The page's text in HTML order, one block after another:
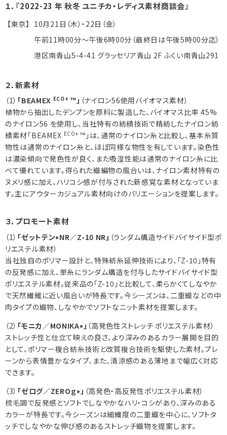
１．『2022-23 年 秋冬 ユニチカ・レディス素材商談会』
【東京】 10月21日（木）・22日（金）
午前11時00分～午後6時00分（最終日は午後5時00分迄）
港区南青山5-4-41 グラッセリア青山 2F ふくい南青山291
２．新素材
（1） 「BEAMEX ECO+ ™」 （ナイロン56使用バイオマス素材）
植物から抽出したデンプンを原料に製造した、バイオマス比率 45%
のナイロン56 を使用し、当社特有の紡績技術で精紡したナイロン紡
績素材「BEAMEX ECO+ ™」は、通常のナイロン糸と比較し、基本糸質
物性は通常のナイロン糸と、ほぼ同様な物性を有しています。染色性
は濃染傾向で発色性が良く、また吸湿性能は通常のナイロン糸に比
べて優れています。得られた織編物の風合いは、ナイロン素材特有の
ヌメリ感に加え、ハリコシ感が付与された新感覚な素材となっていま
す。主にアウターカジュアル素材向けのバリエーションを提案します。
３．プロモート素材
（1） 「ゼットテン® NR／Z-10 NR」 （ランダム構造サイドバイサイド型ポ
リエステル素材）
当社独自のポリマー設計と、特殊紡糸延伸技術により、「Z-10」特有
の反発感に加え、単糸にランダム構造を付与したサイドバイサイド型
ポリエステル素材。従来品の「Z-10」と比較して、柔らかくてしなやか
で天然繊維に近い風合いが特長です。今シーズンは、二重織などの中
肉タイプの織物、しなやかでソフトなニット素材を提案します。
（2） 「モニカ／MONIKA® 」 （高発色性ストレッチ ポリエステル素材）
ストレッチ性と仕立て映えの良さ、より深みのあるカラー展開を目的
として、ポリマー複合紡糸技術と改質複合技術を駆使した素材。プレ
ーンから表情豊かなタイプ、また、清涼感のある薄地まで幅広く対応
できます。
（3） 「ゼログ／ZEROｇ® 」 （高発色・高反発性ポリエステル素材）
梳毛調で反発感とソフトでしなやかなハリ・コシがあり、深みのある
カラーが特長です。今シーズンは細繊度の二重織を中心に、ソフトタ
ッチでしなやかな伸び感のあるストレッチ織物を提案します。